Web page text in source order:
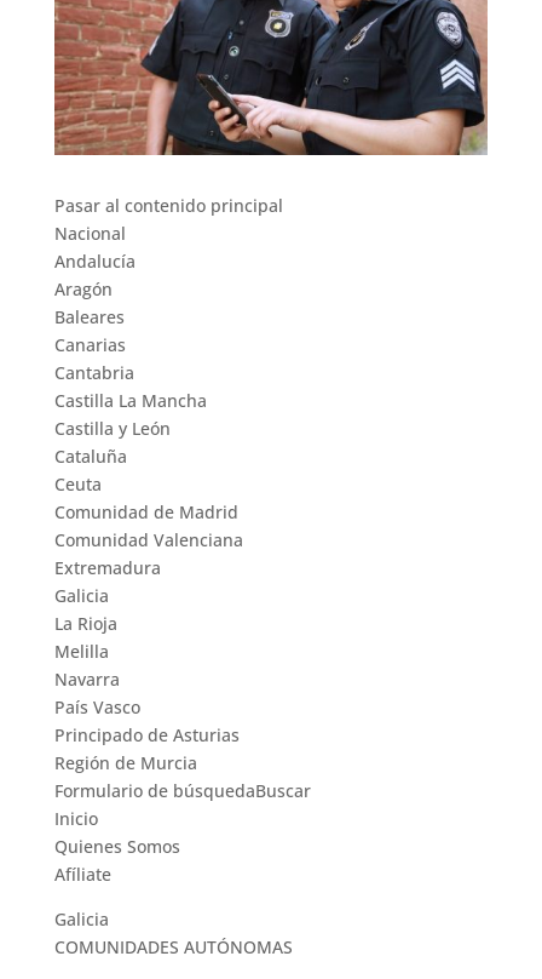
Pasar al contenido principal
Nacional
Andalucía
Aragón
Baleares
Canarias
Cantabria
Castilla La Mancha
Castilla y León
Cataluña
Ceuta
Comunidad de Madrid
Comunidad Valenciana
Extremadura
Galicia
La Rioja
Melilla
Navarra
País Vasco
Principado de Asturias
Región de Murcia
Formulario de búsquedaBuscar
Inicio
Quienes Somos
Afíliate
Galicia
COMUNIDADES AUTÓNOMAS